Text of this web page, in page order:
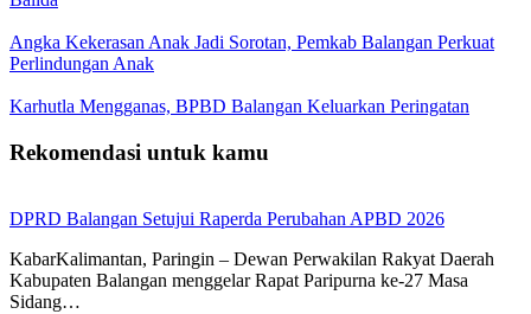
Angka Kekerasan Anak Jadi Sorotan, Pemkab Balangan Perkuat
Perlindungan Anak
Karhutla Mengganas, BPBD Balangan Keluarkan Peringatan
Rekomendasi untuk kamu
DPRD Balangan Setujui Raperda Perubahan APBD 2026
KabarKalimantan, Paringin – Dewan Perwakilan Rakyat Daerah
Kabupaten Balangan menggelar Rapat Paripurna ke-27 Masa
Sidang…